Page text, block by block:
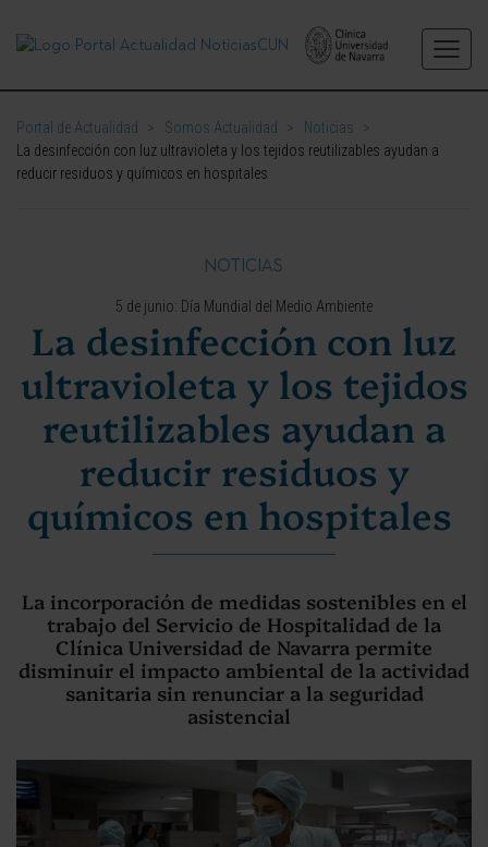
Portal de Actualidad > Somos Actualidad > Noticias
>
La desinfección con luz ultravioleta y los tejidos reutilizables ayudan a
reducir residuos y químicos en hospitales
NOTICIAS
5 de junio: Día Mundial del Medio Ambiente
La desinfección con luz
ultravioleta y los tejidos
reutilizables ayudan a
reducir residuos y
químicos en hospitales
La incorporación de medidas sostenibles en el
trabajo del Servicio de Hospitalidad de la
Clínica Universidad de Navarra permite
disminuir el impacto ambiental de la actividad
sanitaria sin renunciar a la seguridad
asistencial